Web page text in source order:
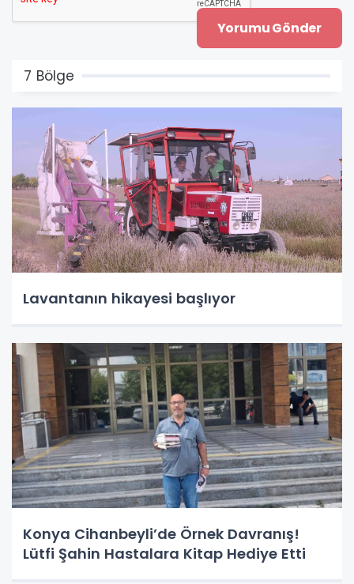
7 Bölge
Lavantanın hikayesi başlıyor
Konya Cihanbeyli’de Örnek Davranış!
Lütfi Şahin Hastalara Kitap Hediye Etti